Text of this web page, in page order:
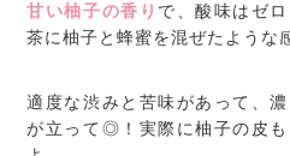
甘い柚子の香り で、酸味はゼ
茶に柚子と蜂蜜を混ぜたような
適度な渋みと苦味があって、
が立って◎！実際に柚子の皮